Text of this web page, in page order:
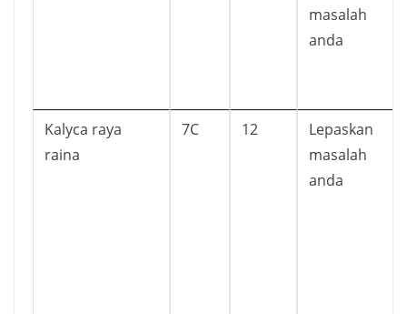
masalah
anda
Kalyca raya
raina
7C 12
Lepaskan
masalah
anda